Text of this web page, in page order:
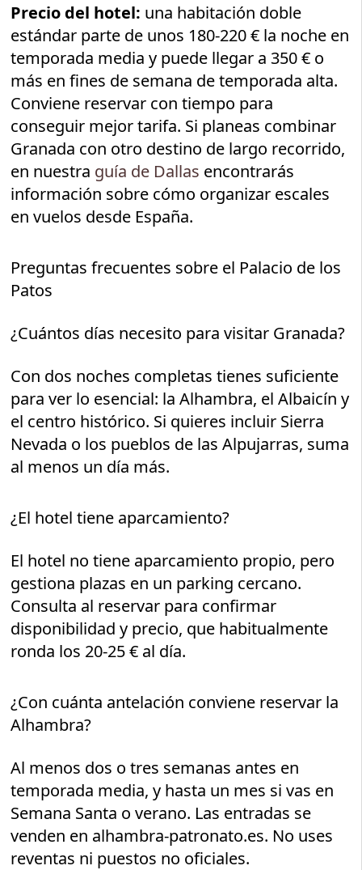
Precio del hotel: una habitación doble
estándar parte de unos 180-220 € la noche en
temporada media y puede llegar a 350 € o
más en fines de semana de temporada alta.
Conviene reservar con tiempo para
conseguir mejor tarifa. Si planeas combinar
Granada con otro destino de largo recorrido,
en nuestra guía de Dallas encontrarás
información sobre cómo organizar escales
en vuelos desde España.
Preguntas frecuentes sobre el Palacio de los
Patos
¿Cuántos días necesito para visitar Granada?
Con dos noches completas tienes suficiente
para ver lo esencial: la Alhambra, el Albaicín y
el centro histórico. Si quieres incluir Sierra
Nevada o los pueblos de las Alpujarras, suma
al menos un día más.
¿El hotel tiene aparcamiento?
El hotel no tiene aparcamiento propio, pero
gestiona plazas en un parking cercano.
Consulta al reservar para confirmar
disponibilidad y precio, que habitualmente
ronda los 20-25 € al día.
¿Con cuánta antelación conviene reservar la
Alhambra?
Al menos dos o tres semanas antes en
temporada media, y hasta un mes si vas en
Semana Santa o verano. Las entradas se
venden en alhambra-patronato.es. No uses
reventas ni puestos no oficiales.